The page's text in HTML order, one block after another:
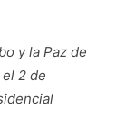
y la Paz de
2 de